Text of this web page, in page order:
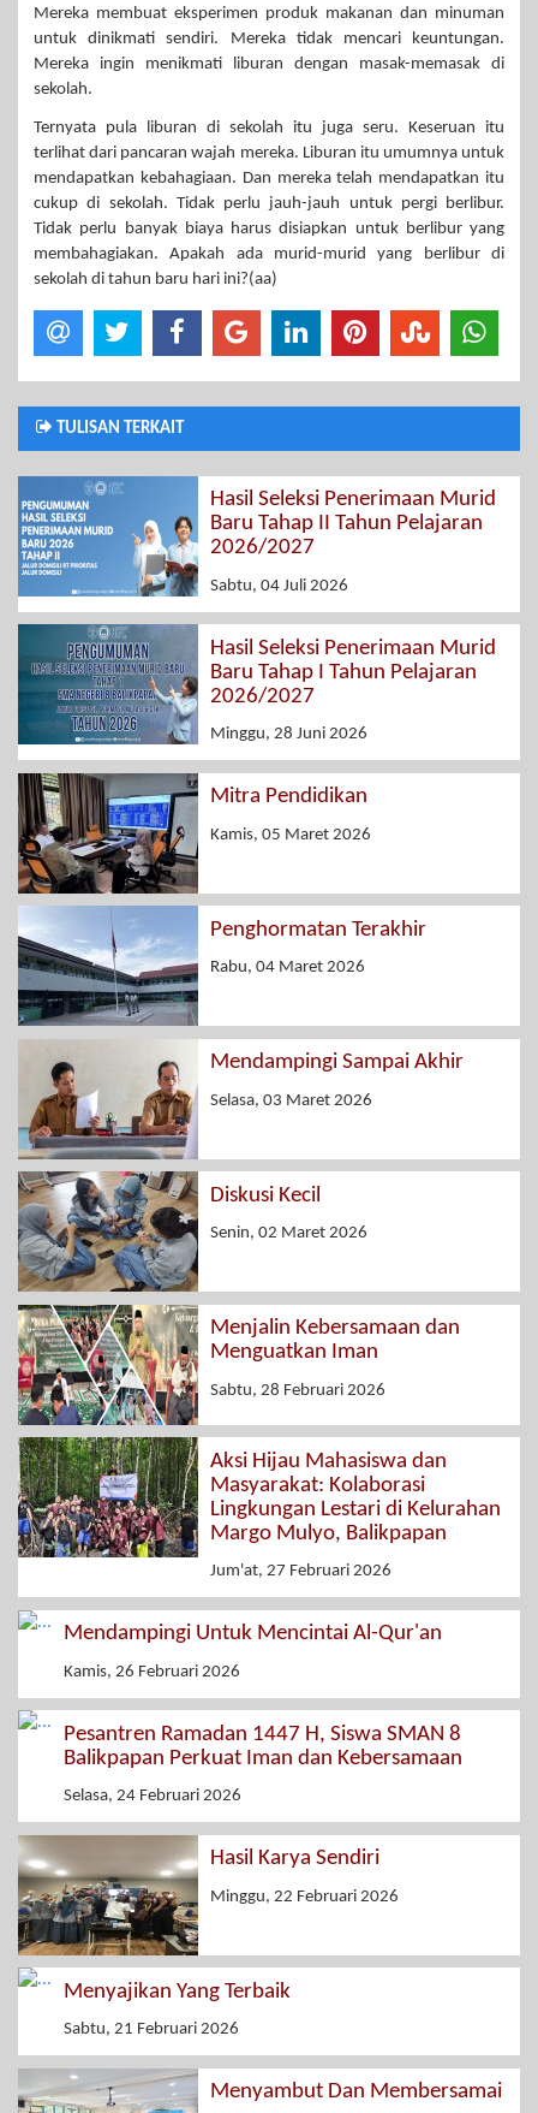
Mereka membuat eksperimen produk makanan dan minuman
untuk dinikmati sendiri. Mereka tidak mencari keuntungan.
Mereka ingin menikmati liburan dengan masak-memasak di
sekolah.
Ternyata pula liburan di sekolah itu juga seru. Keseruan itu
terlihat dari pancaran wajah mereka. Liburan itu umumnya untuk
mendapatkan kebahagiaan. Dan mereka telah mendapatkan itu
cukup di sekolah. Tidak perlu jauh-jauh untuk pergi berlibur.
Tidak perlu banyak biaya harus disiapkan untuk berlibur yang
membahagiakan. Apakah ada murid-murid yang berlibur di
sekolah di tahun baru hari ini?(aa)
TULISAN TERKAIT
Hasil Seleksi Penerimaan Murid
Baru Tahap II Tahun Pelajaran
2026/2027
Sabtu, 04 Juli 2026
Hasil Seleksi Penerimaan Murid
Baru Tahap I Tahun Pelajaran
2026/2027
Minggu, 28 Juni 2026
Mitra Pendidikan
Kamis, 05 Maret 2026
Penghormatan Terakhir
Rabu, 04 Maret 2026
Mendampingi Sampai Akhir
Selasa, 03 Maret 2026
Diskusi Kecil
Senin, 02 Maret 2026
Menjalin Kebersamaan dan
Menguatkan Iman
Sabtu, 28 Februari 2026
Aksi Hijau Mahasiswa dan
Masyarakat: Kolaborasi
Lingkungan Lestari di Kelurahan
Margo Mulyo, Balikpapan
Jum'at, 27 Februari 2026
Mendampingi Untuk Mencintai Al-Qur'an
Kamis, 26 Februari 2026
Pesantren Ramadan 1447 H, Siswa SMAN 8
Balikpapan Perkuat Iman dan Kebersamaan
Selasa, 24 Februari 2026
Hasil Karya Sendiri
Minggu, 22 Februari 2026
Menyajikan Yang Terbaik
Sabtu, 21 Februari 2026
Menyambut Dan Membersamai